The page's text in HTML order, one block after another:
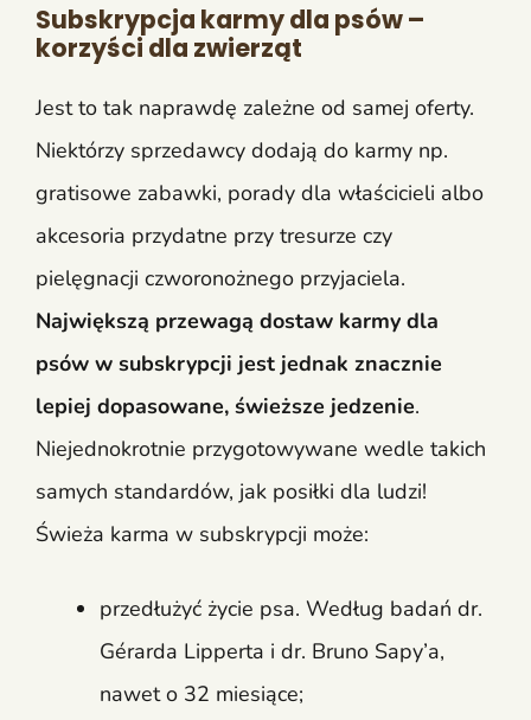
Subskrypcja karmy dla psów –
korzyści dla zwierząt
Jest to tak naprawdę zależne od samej oferty.
Niektórzy sprzedawcy dodają do karmy np.
gratisowe zabawki, porady dla właścicieli albo
akcesoria przydatne przy tresurze czy
pielęgnacji czworonożnego przyjaciela.
Największą przewagą dostaw karmy dla
psów w subskrypcji jest jednak znacznie
lepiej dopasowane, świeższe jedzenie.
Niejednokrotnie przygotowywane wedle takich
samych standardów, jak posiłki dla ludzi!
Świeża karma w subskrypcji może:
przedłużyć życie psa. Według badań dr.
Gérarda Lipperta i dr. Bruno Sapy’a,
nawet o 32 miesiące;